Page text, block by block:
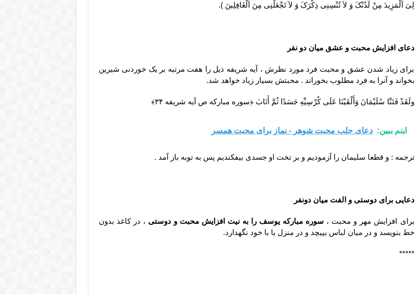
لِیَ اَلْمَزِیدَ مِنْ لَدُنْکَ وَ لاَ تُنْسِنِی ذِکْرَکَ وَ لاَ تَجْعَلْنِی مِنَ اَلْغَافِلِینَ ).
دعای افزایش محبت و عشق میان دو نفر
برای زیاد شدن عشق و محبت فرد مورد نظرش ، آیه شریفه ذیل را هفت مرتبه بر یک خوردنی شیرین
بخواند و آنرا به فرد مطلوب بخوراند . محبتش بسیار زیاد خواهد شد.
ولَقَدْ فَتَنَّا سُلَیْمَانَ وَأَلْقَیْنَا عَلَى کُرْسِیِّهِ جَسَدًا ثُمَّ أَنَابَ ﴿سوره مبارکه ص آیه شریفه ۳۴﴾
اینم ببین: دعای جلب محبت شوهر - نماز برای محبت همسر
ترجمه : و قطعا سلیمان را آزمودیم و بر تخت او جسدى بیفکندیم پس به توبه باز آمد .
دعایی برای دوستی و الفت میان دونفر
برای افزایش مهر و محبت ، سوره مبارکه یوسف را به نیت افزایش محبت و دوستی ، در کاغذ بدون
خط بنویسد و در میان لباس بپیچد و در منزل یا با خود نگهدارد.
*****